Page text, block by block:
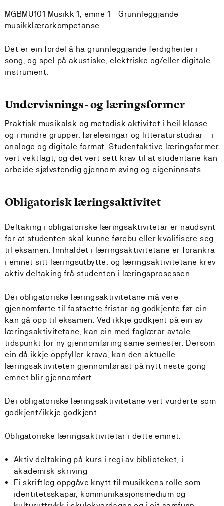
MGBMU101 Musikk 1, emne 1 - Grunnleggjande
musikklærarkompetanse.
Det er ein fordel å ha grunnleggjande ferdigheiter i
song, og spel på akustiske, elektriske og/eller digitale
instrument.
Undervisnings- og læringsformer
Praktisk musikalsk og metodisk aktivitet i heil klasse
og i mindre grupper, førelesingar og litteraturstudiar - i
analoge og digitale format. Studentaktive læringsformer
vert vektlagt, og det vert sett krav til at studentane kan
arbeide sjølvstendig gjennom øving og eigeninnsats.
Obligatorisk læringsaktivitet
Deltaking i obligatoriske læringsaktivitetar er naudsynt
for at studenten skal kunne førebu eller kvalifisere seg
til eksamen. Innhaldet i læringsaktivitetane er forankra
i emnet sitt læringsutbytte, og læringsaktivitetane krev
aktiv deltaking frå studenten i læringsprosessen.
Dei obligatoriske læringsaktivitetane må vere
gjennomførte til fastsette fristar og godkjente før ein
kan gå opp til eksamen. Ved ikkje godkjent på ein av
læringsaktivitetane, kan ein med faglærar avtale
tidspunkt for ny gjennomføring same semester. Dersom
ein då ikkje oppfyller krava, kan den aktuelle
læringsaktiviteten gjennomførast på nytt neste gong
emnet blir gjennomført.
Dei obligatoriske læringsaktivitetane vert vurderte som
godkjent/ikkje godkjent.
Obligatoriske læringsaktivitetar i dette emnet:
Aktiv deltaking på kurs i regi av biblioteket, i
akademisk skriving
Ei skriftleg oppgåve knytt til musikkens rolle som
identitetsskapar, kommunikasjonsmedium og